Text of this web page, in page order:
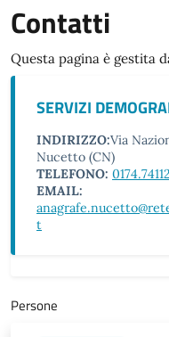
Contatti
Questa pagina è gestita
SERVIZI
INDIRIZZO:Via
Nucetto (CN)
TELEFONO: 0174.74112
EMAIL:
t
Persone